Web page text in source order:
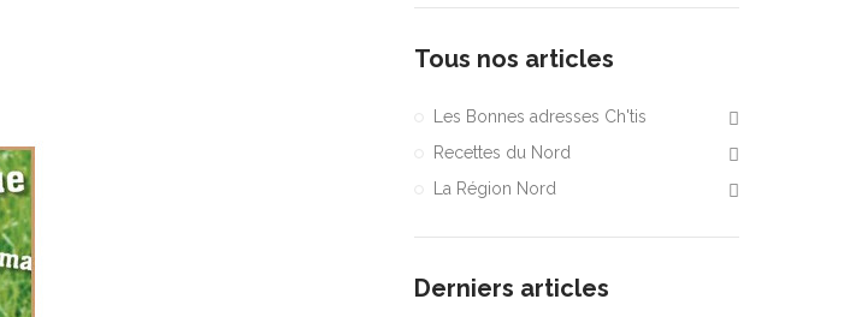
Tous nos articles
Les Bonnes adresses Ch'tis
Recettes du Nord
La Région Nord
Derniers articles